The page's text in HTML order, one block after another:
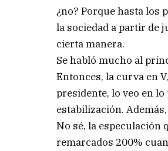
¿no? Porque hasta los
la sociedad a partir de
cierta manera.
Se habló mucho al
Entonces, la curva en
presidente, lo veo en
estabilización.
No sé, la especulación
remarcados 200%